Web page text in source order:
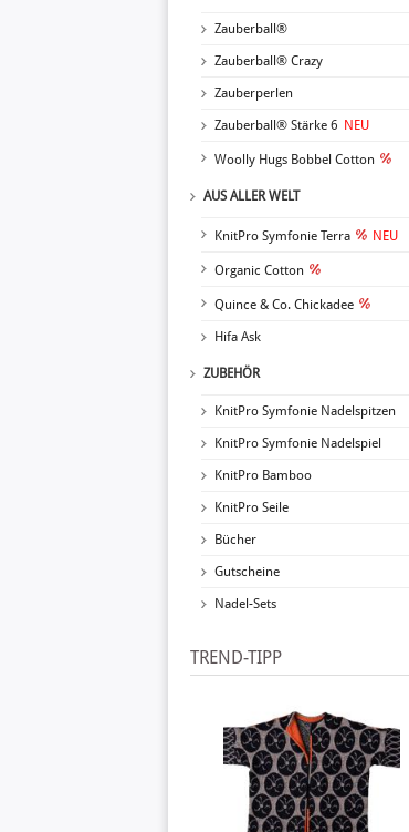
Zauberball®
Zauberball® Crazy
Zauberperlen
Zauberball® Stärke 6 NEU
Woolly Hugs Bobbel Cotton
AUS ALLER WELT
KnitPro Symfonie Terra NEU
Organic Cotton
Quince & Co. Chickadee
Hifa Ask
ZUBEHÖR
KnitPro Symfonie Nadelspitzen
KnitPro Symfonie Nadelspiel
KnitPro Bamboo
KnitPro Seile
Bücher
Gutscheine
Nadel-Sets
TREND-TIPP